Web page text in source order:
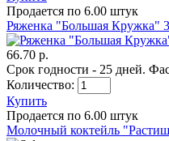
Продается по 6.00 штук
Ряженка "Большая Кружка"
66.70 р.
Срок годности - 25 дней.
Количество:
Купить
Продается по 6.00 штук
Молочный коктейль